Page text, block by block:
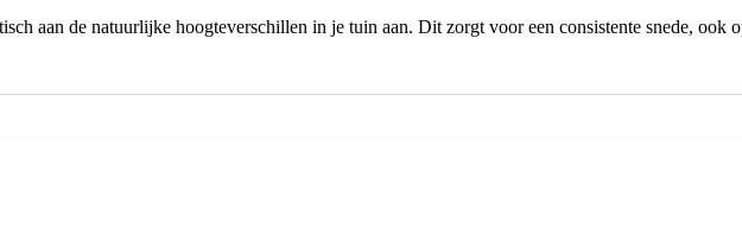
aan de natuurlijke hoogteverschillen in je tuin aan. Dit zorgt voor een consistente snede, ook